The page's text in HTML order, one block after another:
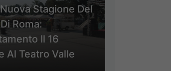
Stagione Del
Roma:
Il 16
Al Teatro Valle